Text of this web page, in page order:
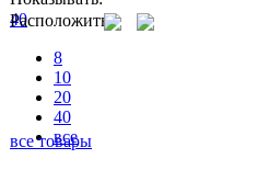
Расположить
40
8
10
20
40
все
все товары